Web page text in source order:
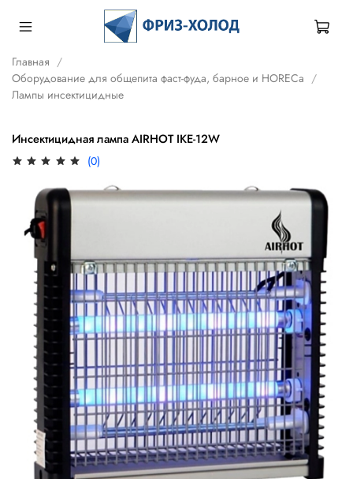
Главная
Оборудование для общепита фаст-фуда, барное и HORECa
Лампы инсектицидные
Инсектицидная лампа AIRHOT IKE-12W
(0)